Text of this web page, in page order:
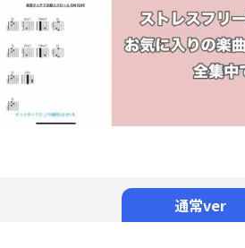
通常ver